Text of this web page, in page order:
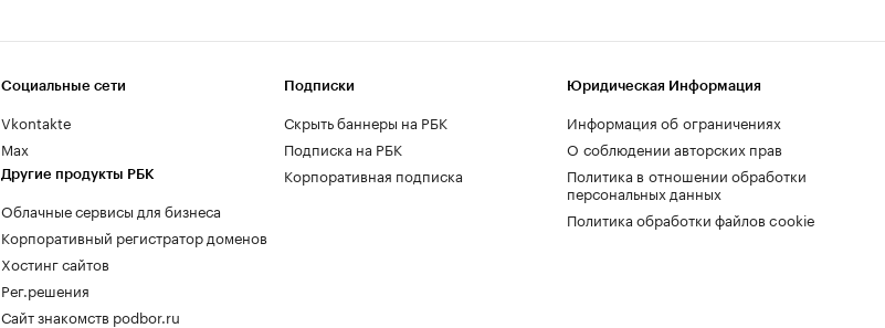
Социальные сети
Vkontakte
Max
Другие продукты РБК
Облачные сервисы для бизнеса
Корпоративный регистратор доменов
Хостинг сайтов
Рег.решения
Сайт знакомств podbor.ru
Подписки
Скрыть баннеры на РБК
Подписка на РБК
Корпоративная подписка
Юридическая Информация
Информация об ограничениях
О соблюдении авторских прав
Политика в отношении обработки
персональных данных
Политика обработки файлов cookie